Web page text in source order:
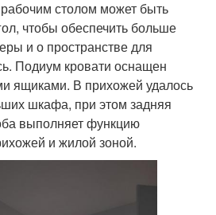
столом может быть
чтобы обеспечить больше
и о пространстве для
Подиум кровати оснащен
ящиками. В прихожей удалось
шкафа, при этом задняя
выполняет функцию
и жилой зоной.